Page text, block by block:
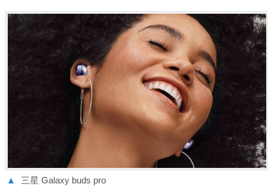
▲ 三星 Galaxy buds pro